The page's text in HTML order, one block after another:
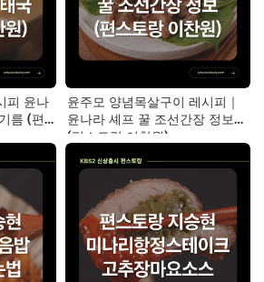
피 윤나
름 (편
윤주모 양념목살구이 레시피｜
윤나라 셰프 꿀 조선간장 정보
(편스토랑 이찬원)